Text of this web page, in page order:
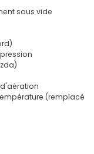
sous vide
d'aération
(remplacé